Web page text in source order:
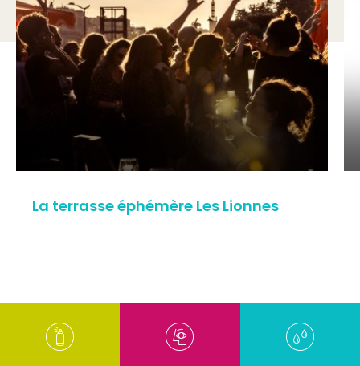
La terrasse éphémère Les Lionnes